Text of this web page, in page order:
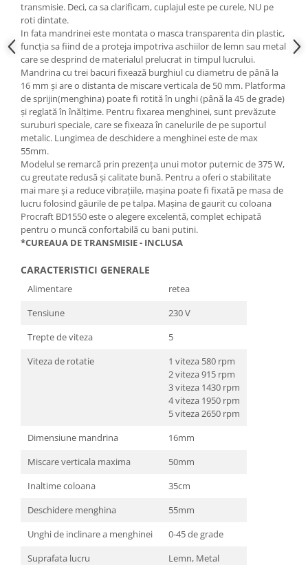
Masini de spalat vase incorporabile
Masini de spalat vase
independente
Motoburghiu/Foreza pamant
Pachete Incorporabile
Pirostrii & Arzatoare
Plasa umbrire
Pompe de stropit
Radiatoare
Semanatoare,Plantatoare
Sere
Sobe pe gaz & electrice
Aspiratoare
Suflante Frunze
Unelte Gradinarit
Ventilatoare & Sisteme Racire
Aparate de aer conditionat
Incubatoare oua
transmisie. Deci, ca sa clarificam, cuplajul este pe curele, NU pe
roti dintate.
In fata mandrinei este montata o masca transparenta din plastic,
funcția sa fiind de a proteja impotriva aschiilor de lemn sau metal
care se desprind de materialul prelucrat in timpul lucrului.
Mandrina cu trei bacuri fixează burghiul cu diametru de până la
16 mm și are o distanta de miscare verticala de 50 mm. Platforma
de sprijin(menghina) poate fi rotită în unghi (până la 45 de grade)
și reglată în înălțime. Pentru fixarea menghinei, sunt prevăzute
suruburi speciale, care se fixeaza în canelurile de pe suportul
metalic. Lungimea de deschidere a menghinei este de max
55mm.
Modelul se remarcă prin prezența unui motor puternic de 375 W,
cu greutate redusă și calitate bună. Pentru a oferi o stabilitate
mai mare și a reduce vibrațiile, mașina poate fi fixată pe masa de
lucru folosind găurile de pe talpa. Mașina de gaurit cu coloana
Procraft BD1550 este o alegere excelentă, complet echipată
pentru o muncă confortabilă cu bani putini.
*CUREAUA DE TRANSMISIE - INCLUSA
CARACTERISTICI GENERALE
Alimentare
retea
Tensiune
230 V
Trepte de viteza
5
Viteza de rotatie
1 viteza 580 rpm
2 viteza 915 rpm
3 viteza 1430 rpm
4 viteza 1950 rpm
5 viteza 2650 rpm
Dimensiune mandrina
16mm
Miscare verticala maxima
50mm
Inaltime coloana
35cm
Deschidere menghina
55mm
Unghi de inclinare a menghinei
0-45 de grade
Suprafata lucru
Lemn, Metal